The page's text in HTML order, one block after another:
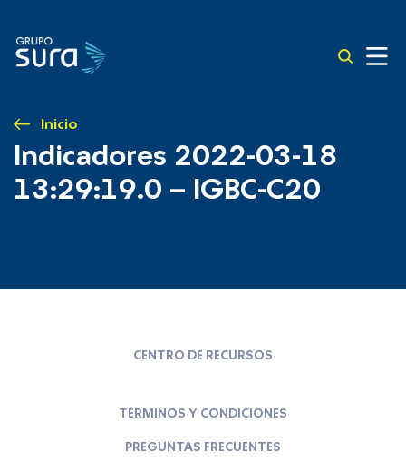
Inicio
Indicadores 2022-03-18
13:29:19.0 – IGBC-C20
CENTRO DE RECURSOS
TÉRMINOS Y CONDICIONES
PREGUNTAS FRECUENTES